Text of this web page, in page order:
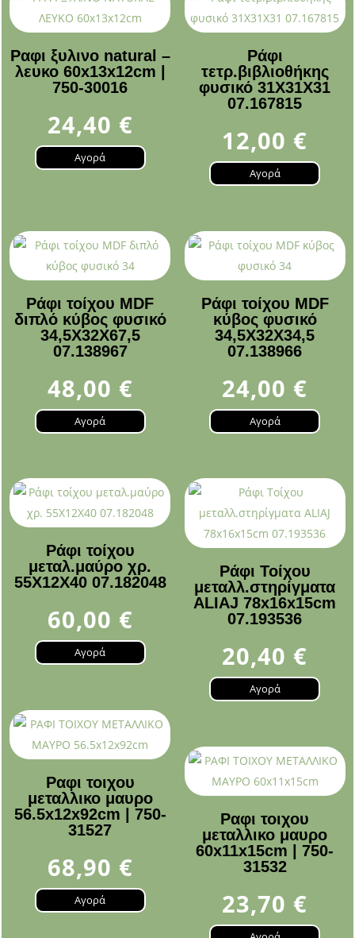
Ραφι ξυλινο natural –
λευκο 60x13x12cm |
750-30016
24,40 €
Αγορά
Ράφι
τετρ.βιβλιοθήκης
φυσικό 31Χ31Χ31
07.167815
12,00 €
Αγορά
Ράφι τοίχου MDF
διπλό κύβος φυσικό
34,5Χ32Χ67,5
07.138967
48,00 €
Αγορά
Ράφι τοίχου MDF
κύβος φυσικό
34,5Χ32Χ34,5
07.138966
24,00 €
Αγορά
Ράφι τοίχου
μεταλ.μαύρο χρ.
55Χ12Χ40 07.182048
60,00 €
Αγορά
Ράφι Τοίχου
μεταλλ.στηρίγματα
ALIAJ 78x16x15cm
07.193536
20,40 €
Αγορά
Ραφι τοιχου
μεταλλικο μαυρο
56.5x12x92cm | 750-
31527
68,90 €
Αγορά
Ραφι τοιχου
μεταλλικο μαυρο
60x11x15cm | 750-
31532
23,70 €